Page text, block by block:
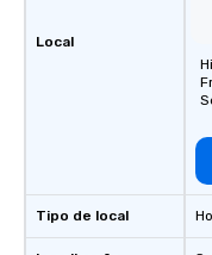
Local
Tipo de local